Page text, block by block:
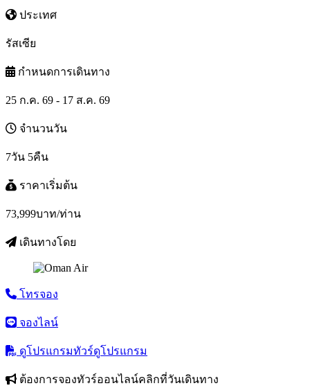
ประเทศ
รัสเซีย
กำหนดการเดินทาง
25 ก.ค. 69 - 17 ส.ค. 69
จำนวนวัน
7วัน 5คืน
ราคาเริ่มต้น
73,999บาท/ท่าน
เดินทางโดย
โทรจอง
จองไลน์
ดูโปรแกรมทัวร์ดูโปรแกรม
ต้องการจองทัวร์ออนไลน์คลิกที่วันเดินทาง